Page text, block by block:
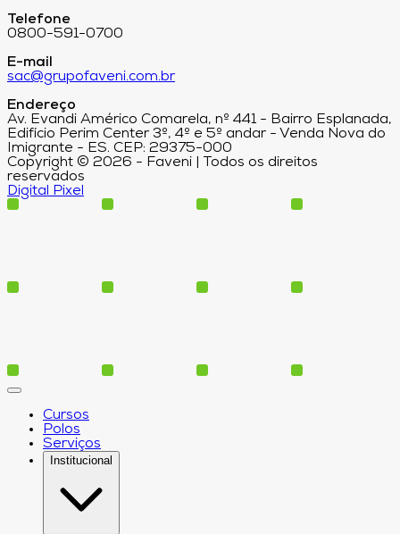
Telefone
0800-591-0700
E-mail
sac@grupofaveni.com.br
Endereço
Av. Evandi Américo Comarela, nº 441 - Bairro Esplanada,
Edifício Perim Center 3º, 4º e 5º andar - Venda Nova do
Imigrante - ES. CEP: 29375-000
Copyright © 2026 - Faveni | Todos os direitos
reservados
Digital Pixel
Cursos
Polos
Serviços
Institucional